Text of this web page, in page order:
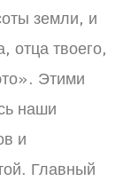
земли, и
отца твоего,
Этими
наши
и
Главный